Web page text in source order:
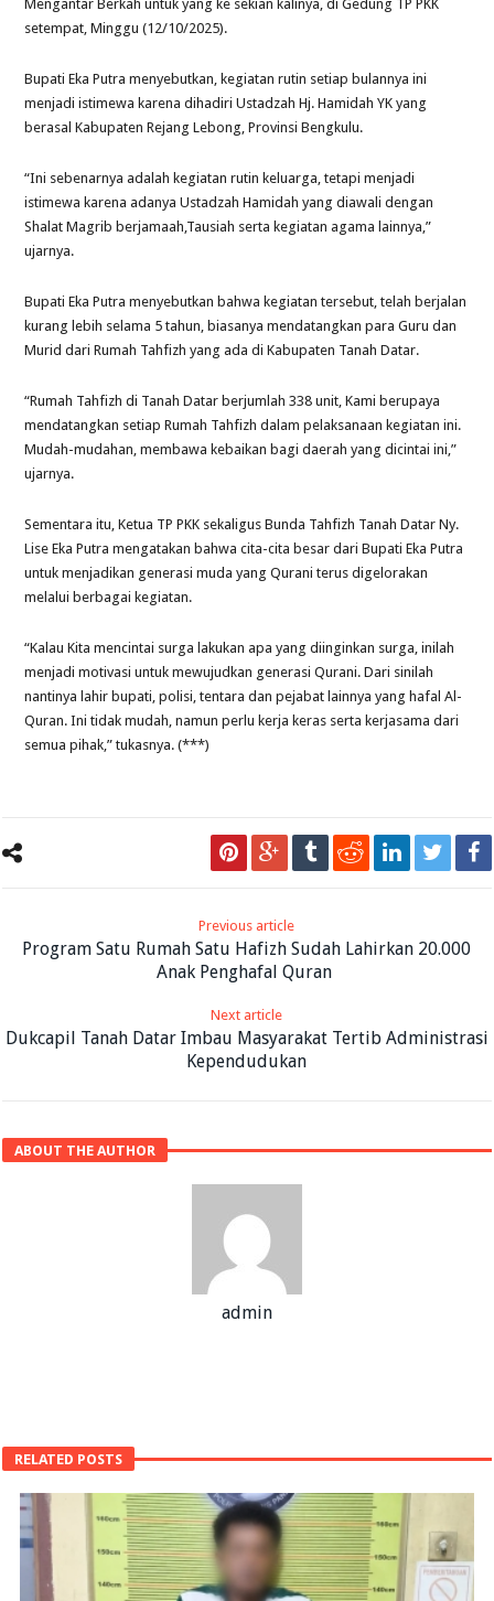
Mengantar Berkah untuk yang ke sekian kalinya, di Gedung TP PKK
setempat, Minggu (12/10/2025).
Bupati Eka Putra menyebutkan, kegiatan rutin setiap bulannya ini
menjadi istimewa karena dihadiri Ustadzah Hj. Hamidah YK yang
berasal Kabupaten Rejang Lebong, Provinsi Bengkulu.
“Ini sebenarnya adalah kegiatan rutin keluarga, tetapi menjadi
istimewa karena adanya Ustadzah Hamidah yang diawali dengan
Shalat Magrib berjamaah,Tausiah serta kegiatan agama lainnya,”
ujarnya.
Bupati Eka Putra menyebutkan bahwa kegiatan tersebut, telah berjalan
kurang lebih selama 5 tahun, biasanya mendatangkan para Guru dan
Murid dari Rumah Tahfizh yang ada di Kabupaten Tanah Datar.
“Rumah Tahfizh di Tanah Datar berjumlah 338 unit, Kami berupaya
mendatangkan setiap Rumah Tahfizh dalam pelaksanaan kegiatan ini.
Mudah-mudahan, membawa kebaikan bagi daerah yang dicintai ini,”
ujarnya.
Sementara itu, Ketua TP PKK sekaligus Bunda Tahfizh Tanah Datar Ny.
Lise Eka Putra mengatakan bahwa cita-cita besar dari Bupati Eka Putra
untuk menjadikan generasi muda yang Qurani terus digelorakan
melalui berbagai kegiatan.
“Kalau Kita mencintai surga lakukan apa yang diinginkan surga, inilah
menjadi motivasi untuk mewujudkan generasi Qurani. Dari sinilah
nantinya lahir bupati, polisi, tentara dan pejabat lainnya yang hafal Al-
Quran. Ini tidak mudah, namun perlu kerja keras serta kerjasama dari
semua pihak,” tukasnya. (***)
Previous article
Program Satu Rumah Satu Hafizh Sudah Lahirkan 20.000
Anak Penghafal Quran
Next article
Dukcapil Tanah Datar Imbau Masyarakat Tertib Administrasi
Kependudukan
ABOUT THE AUTHOR
admin
RELATED POSTS